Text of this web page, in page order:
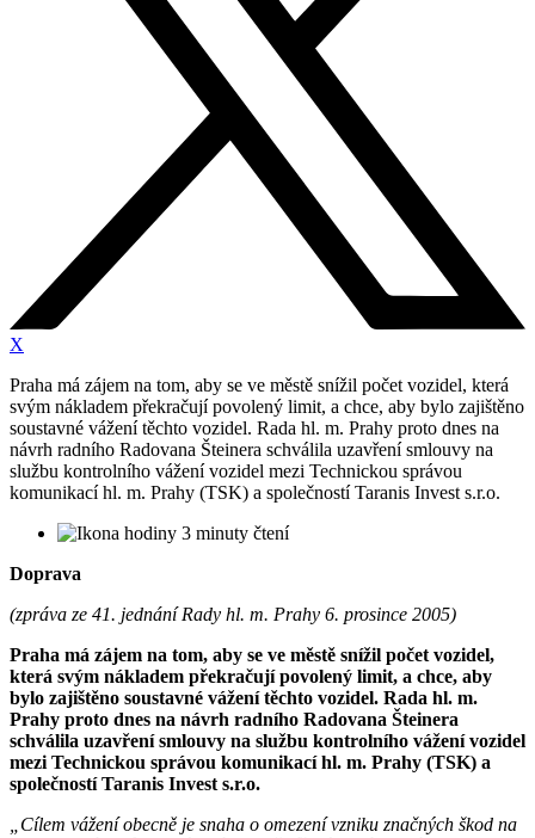
X
Praha má zájem na tom, aby se ve městě snížil počet vozidel, která
svým nákladem překračují povolený limit, a chce, aby bylo zajištěno
soustavné vážení těchto vozidel. Rada hl. m. Prahy proto dnes na
návrh radního Radovana Šteinera schválila uzavření smlouvy na
službu kontrolního vážení vozidel mezi Technickou správou
komunikací hl. m. Prahy (TSK) a společností Taranis Invest s.r.o.
3 minuty čtení
Doprava
(zpráva ze 41. jednání Rady hl. m. Prahy 6. prosince 2005)
Praha má zájem na tom, aby se ve městě snížil počet vozidel,
která svým nákladem překračují povolený limit, a chce, aby
bylo zajištěno soustavné vážení těchto vozidel. Rada hl. m.
Prahy proto dnes na návrh radního Radovana Šteinera
schválila uzavření smlouvy na službu kontrolního vážení vozidel
mezi Technickou správou komunikací hl. m. Prahy (TSK) a
společností Taranis Invest s.r.o.
„Cílem vážení obecně je snaha o omezení vzniku značných škod na